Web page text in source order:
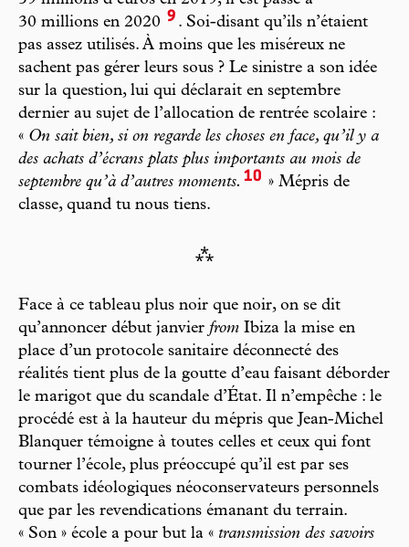
30 millions en 2020 9 . Soi-disant qu’ils n’étaient
pas assez utilisés. À moins que les miséreux ne
sachent pas gérer leurs sous ? Le sinistre a son idée
sur la question, lui qui déclarait en septembre
dernier au sujet de l’allocation de rentrée scolaire :
« On sait bien, si on regarde les choses en face, qu’il y a
des achats d’écrans plats plus importants au mois de
septembre qu’à d’autres moments. 10 » Mépris de
classe, quand tu nous tiens.
⁂
Face à ce tableau plus noir que noir, on se dit
qu’annoncer début janvier from Ibiza la mise en
place d’un protocole sanitaire déconnecté des
réalités tient plus de la goutte d’eau faisant déborder
le marigot que du scandale d’État. Il n’empêche : le
procédé est à la hauteur du mépris que Jean-Michel
Blanquer témoigne à toutes celles et ceux qui font
tourner l’école, plus préoccupé qu’il est par ses
combats idéologiques néoconservateurs personnels
que par les revendications émanant du terrain.
« Son » école a pour but la « transmission des savoirs